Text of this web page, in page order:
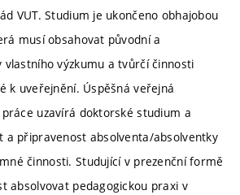
VUT. Studium je ukončeno obhajobou
musí obsahovat původní a
vlastního výzkumu a tvůrčí činnosti
k uveřejnění. Úspěšná veřejná
uzavírá doktorské studium a
a připravenost absolventa/absolventky
činnosti. Studující v prezenční formě
absolvovat pedagogickou praxi v